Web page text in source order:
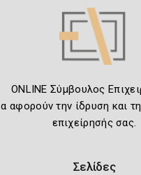
ONLINE Σύμβουλος
αφορούν την ίδρυση και
επιχείρησής σας.
Σελίδες